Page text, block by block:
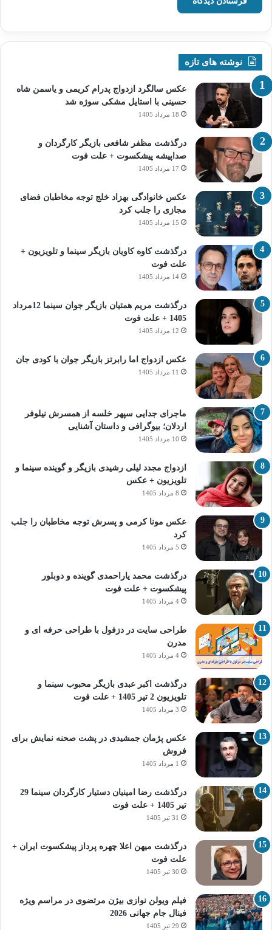
نوشته های تازه
عکس سالگرد ازدواج پدرام کریمی و یاسمن شاه‌
حسینی با استایل مشکی سوژه شد
18 مرداد 1405
درگذشت مظفر شافعی بازیگر کارگردان و
صداپیشه پیشکسوت + علت فوت
17 مرداد 1405
عکس خانوادگی بهزاد خلج توجه مخاطبان فضای
مجازی را جلب کرد
15 مرداد 1405
درگذشت کاوه کاویان بازیگر سینما و تلویزیون +
علت فوت
14 مرداد 1405
درگذشت مریم همتیان بازیگر جوان سینما 12مرداد
1405 + علت فوت
12 مرداد 1405
عکس ازدواج اما رابرتز بازیگر جوان با کودی جان
11 مرداد 1405
ماجرای جدایی سپهر خلسه از همسرش نیلوفر
اردلان؛ بیوگرافی و داستان آشنایی
10 مرداد 1405
ازدواج مجدد لیلی رشیدی بازیگر و گوینده سینما و
تلویزیون + عکس
8 مرداد 1405
عکس مونا کرمی و پسرش توجه مخاطبان را جلب
کرد
5 مرداد 1405
درگذشت محمد یاراحمدی گوینده و دوبلور
پیشکسوت + علت فوت
4 مرداد 1405
طراحی سایت در دزفول با طراحی حرفه‌ ای و
مدرن
4 مرداد 1405
درگذشت اکبر عبدی بازیگر محبوب سینما و
تلویزیون 2 تیر 1405 + علت فوت
3 مرداد 1405
عکس پژمان جمشیدی در پشت صحنه نمایش برای
فروش
1 مرداد 1405
درگذشت رضا امینیان دستیار کارگردان سینما 29
تیر 1405 + علت فوت
31 تیر 1405
درگذشت میهن اعلا چهره پرداز پیشکسوت ایران +
علت فوت
30 تیر 1405
فیلم ویولن نوازی بیژن مرتضوی در مراسم ویژه
فینال جام جهانی 2026
29 تیر 1405